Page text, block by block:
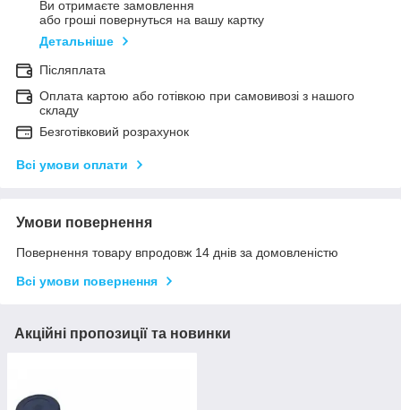
Ви отримаєте замовлення
або гроші повернуться на вашу картку
Детальніше
Післяплата
Оплата картою або готівкою при самовивозі з нашого
складу
Безготівковий розрахунок
Всі умови оплати
Умови повернення
Повернення товару впродовж 14 днів за домовленістю
Всі умови повернення
Акційні пропозиції та новинки